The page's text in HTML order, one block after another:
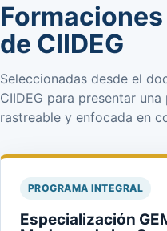
de CIIDEG
Seleccionadas desde el
CIIDEG para presentar
rastreable y enfocada en
PROGRAMA INTEGRAL
Especialización